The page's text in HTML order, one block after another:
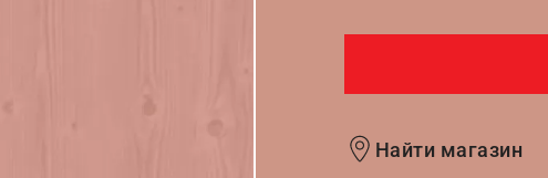
Найти магазин